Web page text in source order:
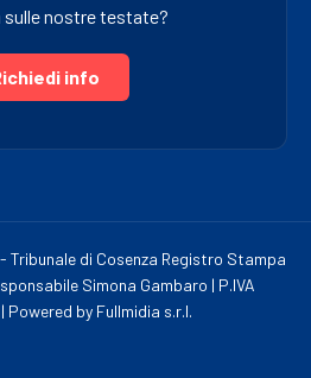
sulle nostre testate?
info
Tribunale di Cosenza Registro Stampa
Simona Gambaro | P.IVA
Powered by Fullmidia s.r.l.